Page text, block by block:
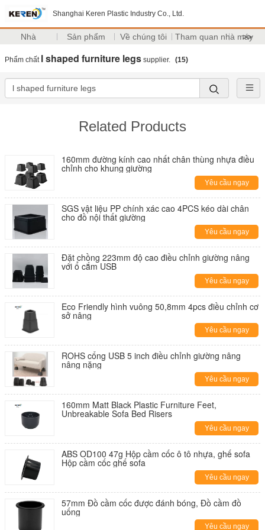
Shanghai Keren Plastic Industry Co., Ltd.
Nhà Sản phẩm Về chúng tôi Tham quan nhà máy
>>
Phẩm chất l shaped furniture legs supplier. (15)
Related Products
160mm đường kính cao nhất chân thùng nhựa điều
chỉnh cho khung giường
Yêu cầu ngay
SGS vật liệu PP chính xác cao 4PCS kéo dài chân
cho đồ nội thất giường
Yêu cầu ngay
Đặt chồng 223mm độ cao điều chỉnh giường nâng
với ổ cắm USB
Yêu cầu ngay
Eco Friendly hình vuông 50,8mm 4pcs điều chỉnh cơ
sở nâng
Yêu cầu ngay
ROHS cổng USB 5 inch điều chỉnh giường nâng
nâng nặng
Yêu cầu ngay
160mm Matt Black Plastic Furniture Feet,
Unbreakable Sofa Bed Risers
Yêu cầu ngay
ABS OD100 47g Hộp cầm cốc ô tô nhựa, ghế sofa
Hộp cầm cốc ghế sofa
Yêu cầu ngay
57mm Đồ cầm cốc được đánh bóng, Đồ cầm đồ
uống
Yêu cầu ngay